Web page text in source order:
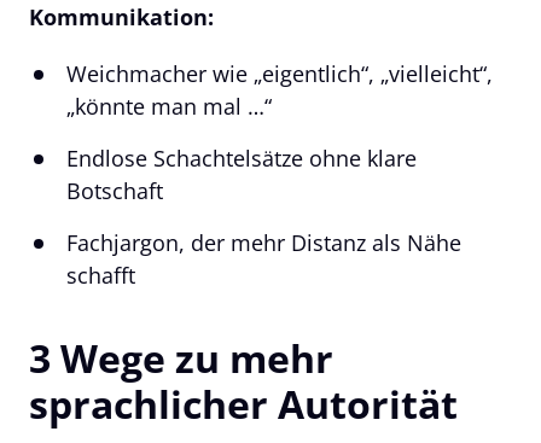
Kommunikation:
Weichmacher wie „eigentlich“, „vielleicht“,
„könnte man mal …“
Endlose Schachtelsätze ohne klare
Botschaft
Fachjargon, der mehr Distanz als Nähe
schafft
3 Wege zu mehr
sprachlicher Autorität